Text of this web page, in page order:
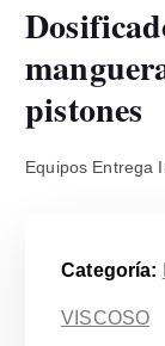
pistones
Equipos Entrega
Categoría:
VISCOSO